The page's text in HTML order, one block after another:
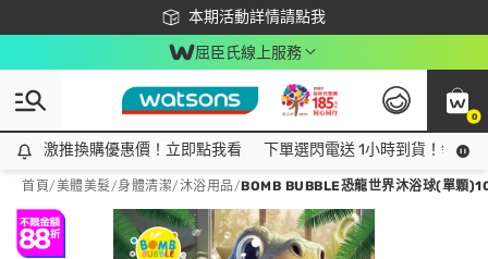
本期活動詳情請點我
下載app最高回饋$350
屈臣氏線上服務
0
激推換購優惠價！立即點我看
激推換購優惠價！立即點我看 下單選閃電送 1小時到貨！領神
首頁/美體美髮/身體清潔/沐浴用品/BOMB BUBBLE恐龍世界沐浴球(單顆